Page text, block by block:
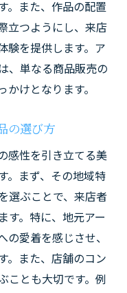
。また、作品の配置
立つようにし、来店
験を提供します。ア
、単なる商品販売の
けとなります。
の選び方
感性を引き立てる美
。まず、その地域特
選ぶことで、来店者
す。特に、地元アー
愛着を感じさせ、
。また、店舗のコン
ことも大切です。例